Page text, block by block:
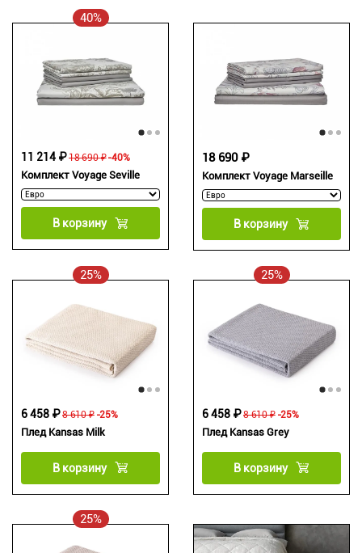
40%
Комплект Voyage Seville
18 690 ₽
11 214 ₽ -40%
В корзину
Комплект Voyage Marseille
18 690 ₽
В корзину
25%
Плед Kansas Milk
8 610 ₽
6 458 ₽ -25%
В корзину
25%
Плед Kansas Grey
8 610 ₽
6 458 ₽ -25%
В корзину
25%